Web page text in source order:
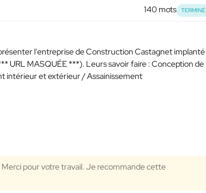
140 mots TERMINÉ
l'entreprise de Construction Castagnet implanté
URL MASQUÉE ***). Leurs savoir faire : Conception de
intérieur et extérieur / Assainissement
Merci pour votre travail. Je recommande cette